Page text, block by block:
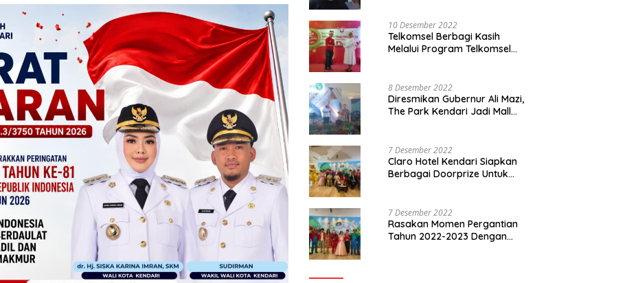
10 Desember 2022
Telkomsel Berbagi Kasih
Melalui Program Telkomsel
8 Desember 2022
Diresmikan Gubernur Ali Mazi,
The Park Kendari Jadi Mall
7 Desember 2022
Claro Hotel Kendari Siapkan
Berbagai Doorprize Untuk
7 Desember 2022
Rasakan Momen Pergantian
Tahun 2022-2023 Dengan